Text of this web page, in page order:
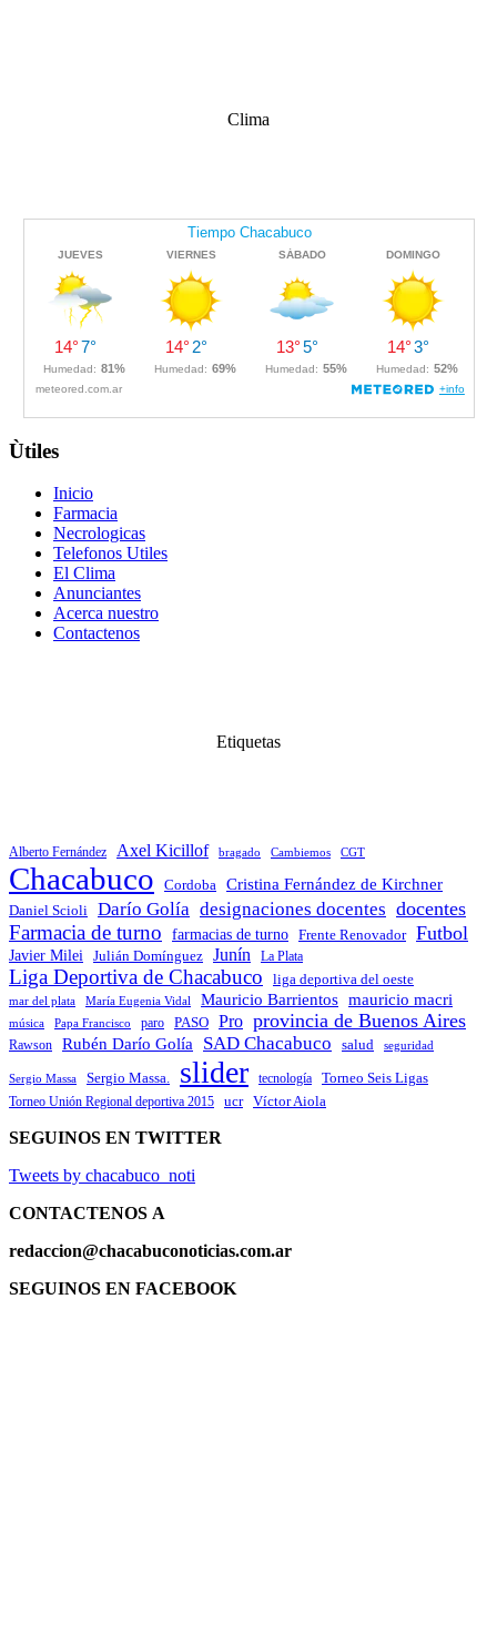
Clima
Ùtiles
Inicio
Farmacia
Necrologicas
Telefonos Utiles
El Clima
Anunciantes
Acerca nuestro
Contactenos
Etiquetas
Alberto Fernández Axel Kicillof bragado Cambiemos CGT
Chacabuco Cordoba Cristina Fernández de Kirchner
Daniel Scioli Darío Golía designaciones docentes docentes
Farmacia de turno farmacias de turno Frente Renovador Futbol
Javier Milei Julián Domínguez Junín La Plata
Liga Deportiva de Chacabuco liga deportiva del oeste
mar del plata María Eugenia Vidal Mauricio Barrientos mauricio macri
música Papa Francisco paro PASO Pro provincia de Buenos Aires
Rawson Rubén Darío Golía SAD Chacabuco salud seguridad
Sergio Massa Sergio Massa. slider tecnología Torneo Seis Ligas
Torneo Unión Regional deportiva 2015 ucr Víctor Aiola
SEGUINOS EN TWITTER
Tweets by chacabuco_noti
CONTACTENOS A
redaccion@chacabuconoticias.com.ar
SEGUINOS EN FACEBOOK